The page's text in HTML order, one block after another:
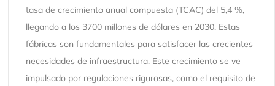
tasa de crecimiento anual compuesta (TCAC) del 5,4 %,
llegando a los 3700 millones de dólares en 2030. Estas
fábricas son fundamentales para satisfacer las crecientes
necesidades de infraestructura. Este crecimiento se ve
impulsado por regulaciones rigurosas, como el requisito de